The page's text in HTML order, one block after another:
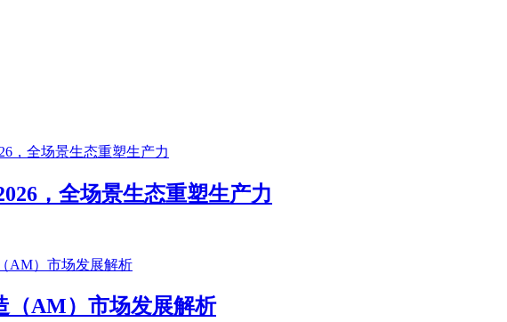
，全场景生态重塑生产力
（AM）市场发展解析